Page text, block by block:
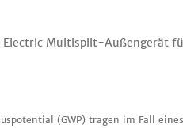
Multisplit-Außengerät
(GWP) tragen im Fall